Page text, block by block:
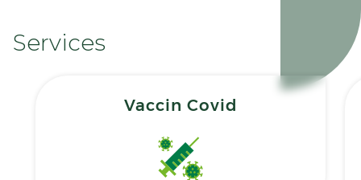
Services
Vaccin Covid